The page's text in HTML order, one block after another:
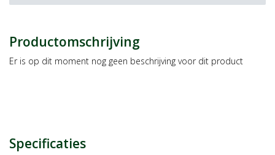
Productomschrijving
Er is op dit moment nog geen beschrijving voor dit product
Specificaties